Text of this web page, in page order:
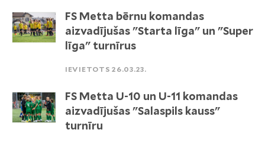
FS Metta bērnu komandas
aizvadījušas "Starta līga" un "Super
līga" turnīrus
IEVIETOTS 26.03.23.
FS Metta U-10 un U-11 komandas
aizvadījušas "Salaspils kauss"
turnīru